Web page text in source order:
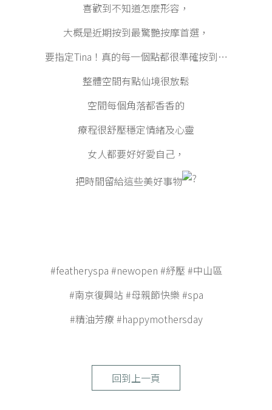
喜歡到不知道怎麼形容，
大概是近期按到最驚艷按摩首選，
要指定Tina！真的每一個點都很準確按到⋯
整體空間有點仙境很放鬆
空間每個角落都香香的
療程很舒壓穩定情緒及心靈
女人都要好好愛自己，
把時間留給這些美好事物
#featheryspa #newopen #紓壓 #中山區
#南京復興站#母親節快樂 #spa
#精油芳療#happymothersday
回到上一頁